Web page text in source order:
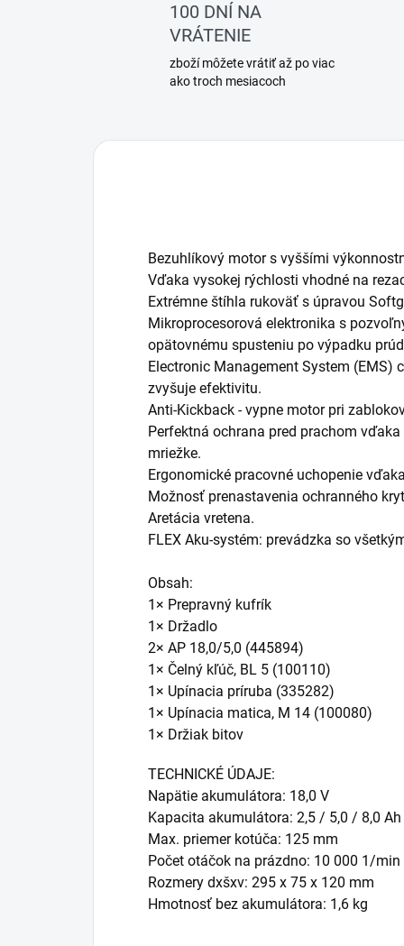
100 DNÍ NA
VRÁTENIE
zboží môžete vrátiť až po viac
ako troch mesiacoch
Bezuhlíkový motor s vyššími
Vďaka vysokej rýchlosti vhodné na
Extrémne štíhla rukoväť s úpravou
Mikroprocesorová elektronika s
opätovnému spusteniu po výpadku
Electronic Management System (EMS)
zvyšuje efektivitu.
Anti-Kickback - vypne motor pri
Perfektná ochrana pred prachom
mriežke.
Ergonomické pracovné uchopenie
Možnosť prenastavenia ochranného
Aretácia vretena.
FLEX Aku-systém: prevádzka so
Obsah:
1× Prepravný kufrík
1× Držadlo
2× AP 18,0/5,0 (445894)
1× Čelný kľúč, BL 5 (100110)
1× Upínacia príruba (335282)
1× Upínacia matica, M 14 (100080)
1× Držiak bitov
TECHNICKÉ ÚDAJE:
Napätie akumulátora: 18,0 V
Kapacita akumulátora: 2,5 / 5,0 / 8,0 Ah
Max. priemer kotúča: 125 mm
Počet otáčok na prázdno: 10 000 1/min
Rozmery dxšxv: 295 x 75 x 120 mm
Hmotnosť bez akumulátora: 1,6 kg